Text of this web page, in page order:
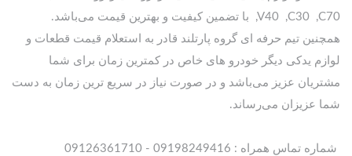
,V40 ,C30 ,C70 با تضمین کیفیت و بهترین قیمت می‌باشد.
همچنین تیم حرفه ای گروه پارتلند قادر به استعلام قیمت قطعات و
لوازم یدکی دیگر خودرو های خاص در کمترین زمان برای شما
مشتریان عزیز می‌باشد و در صورت نیاز در سریع ترین زمان به دست
شما عزیزان می‌رساند.
شماره تماس همراه : 09198249416 - 09126361710